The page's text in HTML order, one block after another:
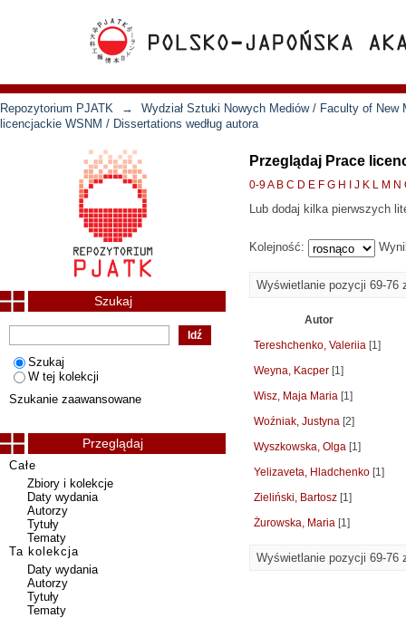
Repozytorium PJATK →
Wydział Sztuki Nowych Mediów / Faculty of New
licencjackie WSNM / Dissertations według autora
Przeglądaj Prace
0-9A B C D E F G H J K L M N
Lub dodaj kilka pierwszych
Kolejność:
Wyświetlanie pozycji 69-76
Autor
Tereshchenko, Valeriia [1]
Weyna, Kacper [1]
Wisz, Maja Maria [1]
Woźniak, Justyna [2]
Wyszkowska, Olga [1]
Yelizaveta, Hladchenko [1]
Zieliński, Bartosz [1]
Żurowska, Maria [1]
Wyświetlanie pozycji 69-76
Szukaj
Szukaj
W tej kolekcji
Szukanie zaawansowane
Przeglądaj
Całe
Zbiory i kolekcje
Daty wydania
Autorzy
Tytuły
Tematy
Ta kolekcja
Daty wydania
Autorzy
Tytuły
Tematy